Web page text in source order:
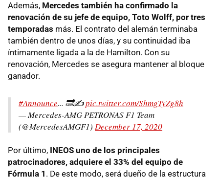
Además, Mercedes también ha confirmado la
renovación de su jefe de equipo, Toto Wolff, por tres
temporadas más. El contrato del alemán terminaba
también dentro de unos días, y su continuidad iba
íntimamente ligada a la de Hamilton. Con su
renovación, Mercedes se asegura mantener al bloque
ganador.
#Announce... 🔜✍️pic.twitter.com/ShmgTyZg8h
— Mercedes-AMG PETRONAS F1 Team
(@MercedesAMGF1) December 17, 2020
Por último, INEOS uno de los principales
patrocinadores, adquiere el 33% del equipo de
Fórmula 1 . De este modo, será dueño de la estructura